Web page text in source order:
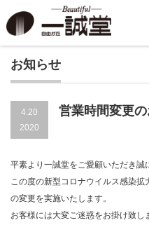
お知らせ
4.20
2020
営業時間変更
平素より一誠堂をご愛顧いただき誠
この度の新型コロナウイルス感染
の変更を実施いたします。
お客様には大変ご迷惑をお掛け致し